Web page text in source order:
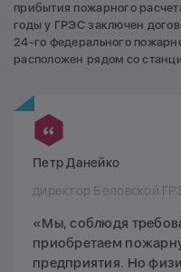
прибытия пожарного
годы у ГРЭС заключен
24-го федерального
расположен рядом со
Петр Данейко
директор Беловской
«Мы, соблюдя
приобретаем
предприятия. Но